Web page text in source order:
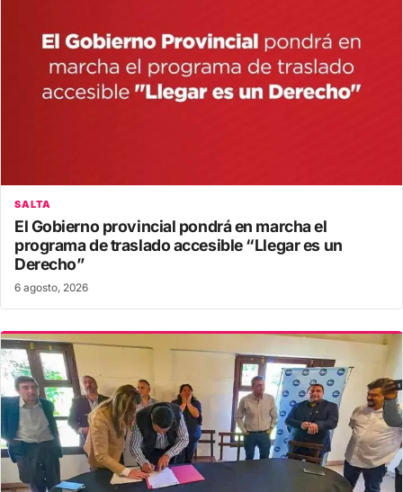
SALTA
El Gobierno provincial pondrá en marcha el
programa de traslado accesible “Llegar es un
Derecho”
6 agosto, 2026